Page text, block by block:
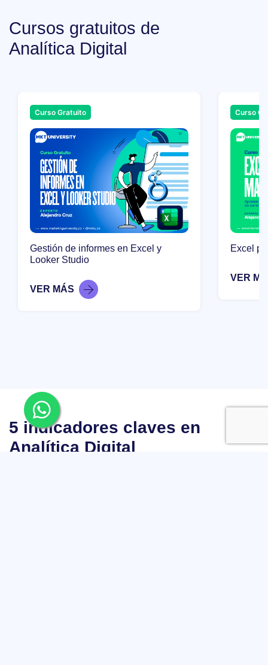
Cursos gratuitos de
Analítica Digital
Curso Gratuito
Gestión de informes en Excel y
Looker Studio
VER MÁS
Curso
Excel
VER
5 indicadores claves en
Analítica Digital